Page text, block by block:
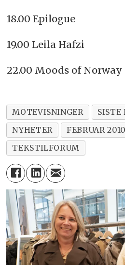
18.00 Epilogue
19.00 Leila Hafzi
22.00 Moods of
MOTEVISNINGER SISTE
NYHETER
FEBRUAR 2010
TEKSTILFORUM